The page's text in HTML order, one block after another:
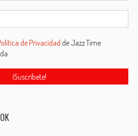
de Privacidad de Jazz Time